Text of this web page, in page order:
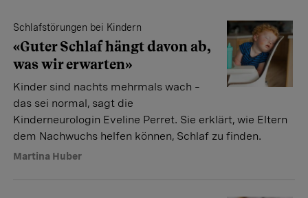
Schlafstörungen bei Kindern
«Guter Schlaf hängt davon ab,
was wir erwarten»
Kinder sind nachts mehrmals wach –
das sei normal, sagt die
Kinderneurologin Eveline Perret. Sie erklärt, wie Eltern
dem Nachwuchs helfen können, Schlaf zu finden.
Martina Huber